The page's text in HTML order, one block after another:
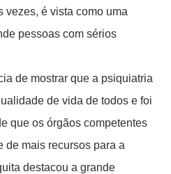
vezes, é vista como uma
pessoas com sérios
de mostrar que a psiquiatria
de vida de todos e foi
que os órgãos competentes
de mais recursos para a
destacou a grande